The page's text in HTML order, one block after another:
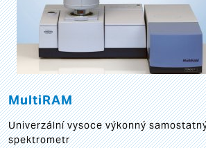
MultiRAM
Univerzální vysoce výkonný
spektrometr